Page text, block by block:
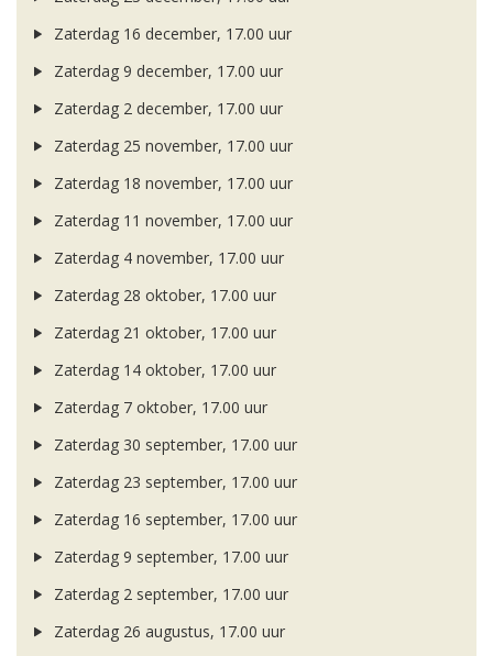
Zaterdag 16 december, 17.00 uur
Zaterdag 9 december, 17.00 uur
Zaterdag 2 december, 17.00 uur
Zaterdag 25 november, 17.00 uur
Zaterdag 18 november, 17.00 uur
Zaterdag 11 november, 17.00 uur
Zaterdag 4 november, 17.00 uur
Zaterdag 28 oktober, 17.00 uur
Zaterdag 21 oktober, 17.00 uur
Zaterdag 14 oktober, 17.00 uur
Zaterdag 7 oktober, 17.00 uur
Zaterdag 30 september, 17.00 uur
Zaterdag 23 september, 17.00 uur
Zaterdag 16 september, 17.00 uur
Zaterdag 9 september, 17.00 uur
Zaterdag 2 september, 17.00 uur
Zaterdag 26 augustus, 17.00 uur